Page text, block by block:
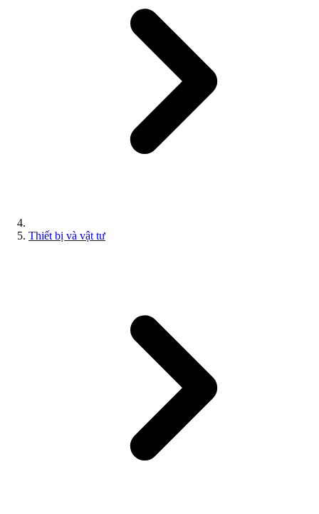
Thiết bị và vật tư